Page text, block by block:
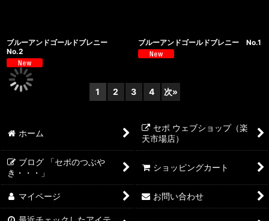
ブルーアンドゴールドブレニー
No.2
ブルーアンドゴールドブレニー No.1
1 2 3 4 次»
ホーム
セポ ウェブショップ（楽
天市場店）
ブログ 「セポのつぶや
き・・・」
ショッピングカート
マイページ お問い合わせ